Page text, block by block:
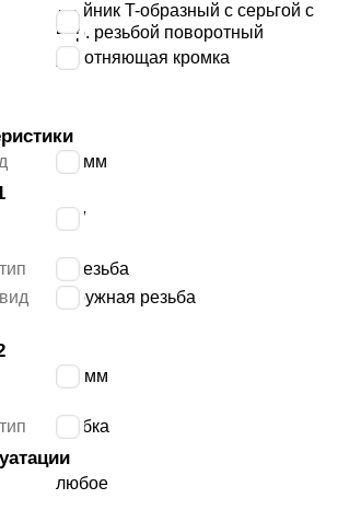
тройник T-образный с серьгой с
нар. резьбой поворотный
уплотняющая кромка
мм
1/8″
G резьба
наружная резьба
6/4 мм
трубка
любое